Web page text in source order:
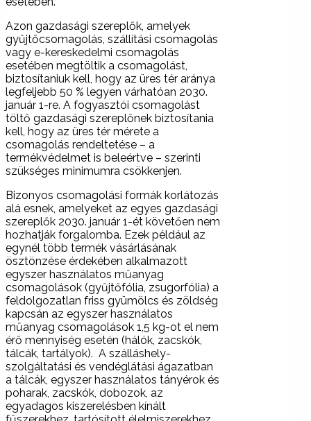
Azon gazdasági szereplők, amelyek
gyűjtőcsomagolás, szállítási csomagolás
vagy e-kereskedelmi csomagolás
esetében megtöltik a csomagolást,
biztosítaniuk kell, hogy az üres tér aránya
legfeljebb 50 % legyen várhatóan 2030.
január 1-re. A fogyasztói csomagolást
töltő gazdasági szereplőnek biztosítania
kell, hogy az üres tér mérete a
csomagolás rendeltetése – a
termékvédelmet is beleértve – szerinti
szükséges minimumra csökkenjen.
Bizonyos csomagolási formák korlátozás
alá esnek, amelyeket az egyes gazdasági
szereplők 2030. január 1-ét követően nem
hozhatják forgalomba. Ezek például az
egynél több termék vásárlásának
ösztönzése érdekében alkalmazott
egyszer használatos műanyag
csomagolások (gyűjtőfólia, zsugorfólia) a
feldolgozatlan friss gyümölcs és zöldség
kapcsán az egyszer használatos
műanyag csomagolások 1,5 kg-ot el nem
érő mennyiség esetén (hálók, zacskók,
tálcák, tartályok). A szálláshely-
szolgáltatási és vendéglátási ágazatban
a tálcák, egyszer használatos tányérok és
poharak, zacskók, dobozok, az
egyadagos kiszerelésben kínált